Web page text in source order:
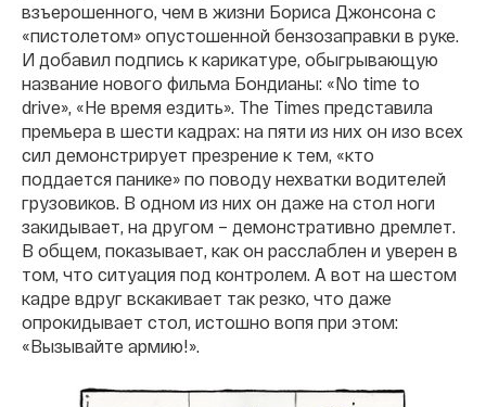
взъерошенного, чем в жизни Бориса Джонсона с
«пистолетом» опустошенной бензозаправки в руке.
И добавил подпись к карикатуре, обыгрывающую
название нового фильма Бондианы: «No time to
drive», «Не время ездить». The Times представила
премьера в шести кадрах: на пяти из них он изо всех
сил демонстрирует презрение к тем, «кто
поддается панике» по поводу нехватки водителей
грузовиков. В одном из них он даже на стол ноги
закидывает, на другом – демонстративно дремлет.
В общем, показывает, как он расслаблен и уверен в
том, что ситуация под контролем. А вот на шестом
кадре вдруг вскакивает так резко, что даже
опрокидывает стол, истошно вопя при этом:
«Вызывайте армию!».